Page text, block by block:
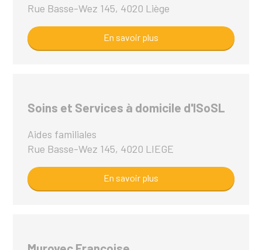
Rue Basse-Wez 145, 4020 Liège
En savoir plus
Soins et Services à domicile d'ISoSL
Aides familiales
Rue Basse-Wez 145, 4020 LIEGE
En savoir plus